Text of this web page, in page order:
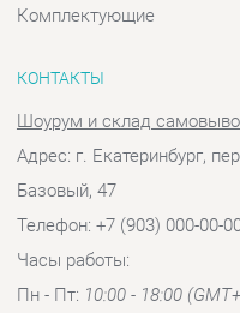
Часы работы:
Отправить сообщение